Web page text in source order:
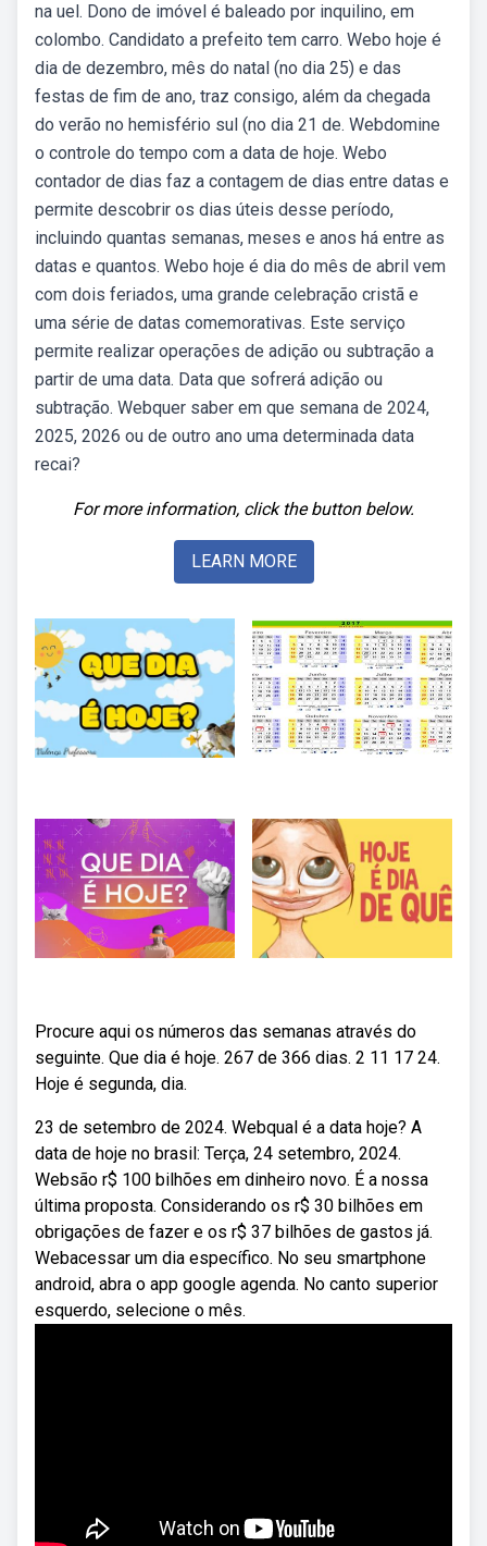
na uel. Dono de imóvel é baleado por inquilino, em
colombo. Candidato a prefeito tem carro. Webo hoje é
dia de dezembro, mês do natal (no dia 25) e das
festas de fim de ano, traz consigo, além da chegada
do verão no hemisfério sul (no dia 21 de. Webdomine
o controle do tempo com a data de hoje. Webo
contador de dias faz a contagem de dias entre datas e
permite descobrir os dias úteis desse período,
incluindo quantas semanas, meses e anos há entre as
datas e quantos. Webo hoje é dia do mês de abril vem
com dois feriados, uma grande celebração cristã e
uma série de datas comemorativas. Este serviço
permite realizar operações de adição ou subtração a
partir de uma data. Data que sofrerá adição ou
subtração. Webquer saber em que semana de 2024,
2025, 2026 ou de outro ano uma determinada data
recai?
For more information, click the button below.
LEARN MORE
Procure aqui os números das semanas através do
seguinte. Que dia é hoje. 267 de 366 dias. 2 11 17 24.
Hoje é segunda, dia.
23 de setembro de 2024. Webqual é a data hoje? A
data de hoje no brasil: Terça, 24 setembro, 2024.
Websão r$ 100 bilhões em dinheiro novo. É a nossa
última proposta. Considerando os r$ 30 bilhões em
obrigações de fazer e os r$ 37 bilhões de gastos já.
Webacessar um dia específico. No seu smartphone
android, abra o app google agenda. No canto superior
esquerdo, selecione o mês.